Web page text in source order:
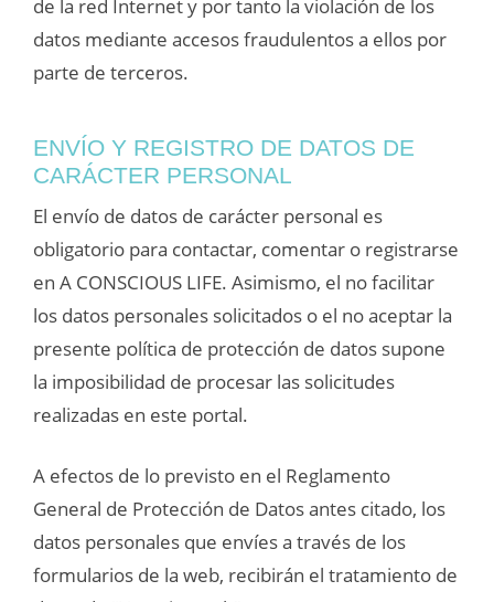
de la red Internet y por tanto la violación de los
datos mediante accesos fraudulentos a ellos por
parte de terceros.
ENVÍO Y REGISTRO DE DATOS DE
CARÁCTER PERSONAL
El envío de datos de carácter personal es
obligatorio para contactar, comentar o registrarse
en A CONSCIOUS LIFE. Asimismo, el no facilitar
los datos personales solicitados o el no aceptar la
presente política de protección de datos supone
la imposibilidad de procesar las solicitudes
realizadas en este portal.
A efectos de lo previsto en el Reglamento
General de Protección de Datos antes citado, los
datos personales que envíes a través de los
formularios de la web, recibirán el tratamiento de